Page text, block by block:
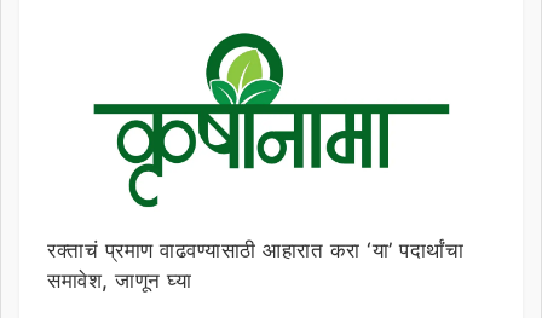
रक्ताचं प्रमाण वाढवण्यासाठी आहारात करा ‘या’ पदार्थांचा
समावेश, जाणून घ्या